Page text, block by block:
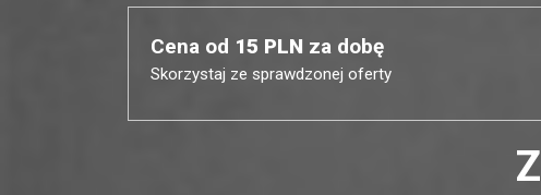
Cena od 15 PLN za dobę
Skorzystaj ze sprawdzonej oferty